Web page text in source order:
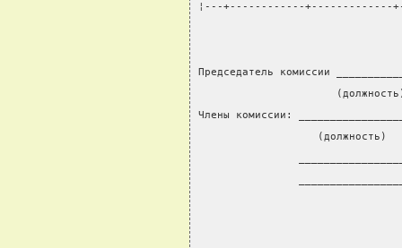
¦---+------------
Председатель комиссии
Члены комиссии:
(должность)